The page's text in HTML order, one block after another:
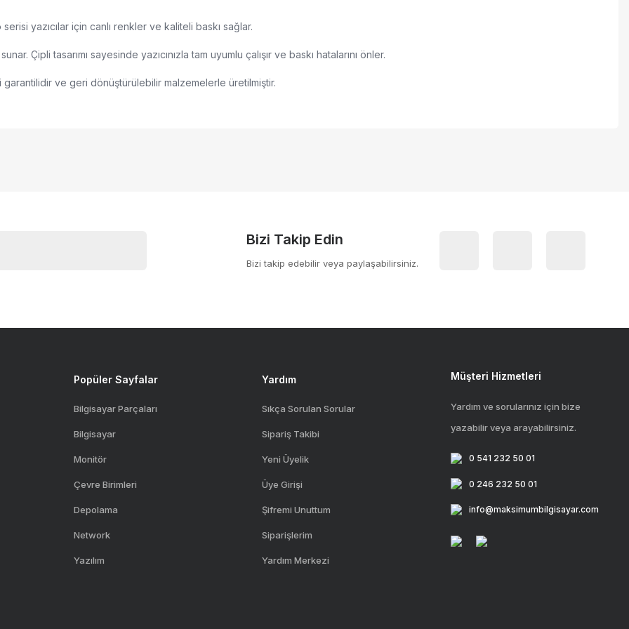
yazıcılar için canlı renkler ve kaliteli baskı sağlar.
Çipli tasarımı sayesinde yazıcınızla tam uyumlu çalışır ve baskı hatalarını önler.
ve geri dönüştürülebilir malzemelerle üretilmiştir.
Bizi Takip Edin
Bizi takip edebilir veya paylaşabilirsiniz.
Popüler Sayfalar
Bilgisayar Parçaları
Bilgisayar
Monitör
Çevre Birimleri
Depolama
Network
Yazılım
Yardım
Sıkça Sorulan Sorular
Sipariş Takibi
Yeni Üyelik
Üye Girişi
Şifremi Unuttum
Siparişlerim
Yardım Merkezi
Müşteri Hizmetleri
Yardım ve sorularınız için bize
yazabilir veya arayabilirsiniz.
0 541 232 50 01
0 246 232 50 01
info@maksimumbilgisayar.com